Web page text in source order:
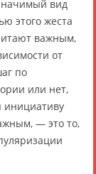
вид
этого жеста
важным,
от
по
или нет,
инициативу
— это то,